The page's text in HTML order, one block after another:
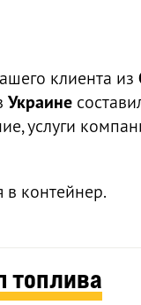
клиента из
Украине
услуги
контейнер.
топлива